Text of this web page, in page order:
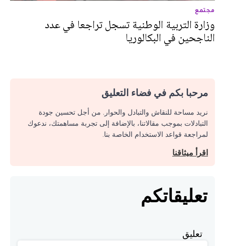
مجتمع
وزارة التربية الوطنية تسجل تراجعا في عدد
الناجحين في البكالوريا
مرحبا بكم في فضاء التعليق
نريد مساحة للنقاش والتبادل والحوار. من أجل تحسين جودة
التبادلات بموجب مقالاتنا، بالإضافة إلى تجربة مساهمتك، ندعوك
لمراجعة قواعد الاستخدام الخاصة بنا.
اقرأ ميثاقنا
تعليقاتكم
تعليق